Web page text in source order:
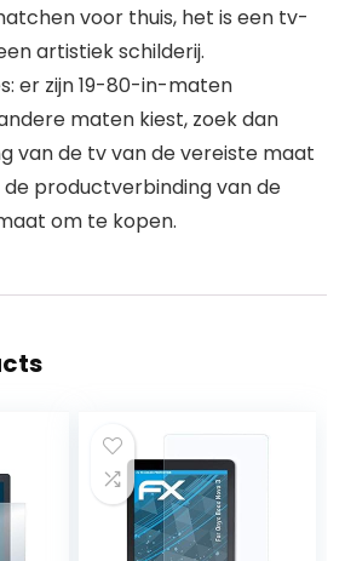
voor thuis, het is een tv-
artistiek schilderij.
er zijn 19-80-in-maten
maten kiest, zoek dan
van de tv van de vereiste maat
de productverbinding van de
om te kopen.